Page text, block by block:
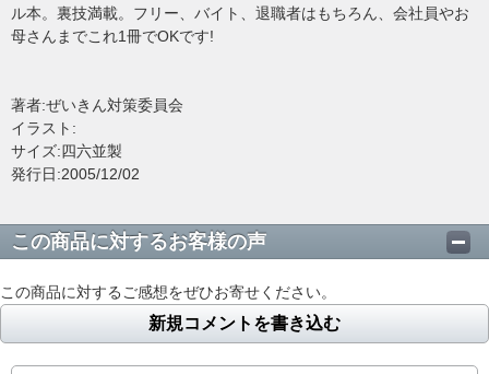
ル本。裏技満載。フリー、バイト、退職者はもちろん、会社員やお
母さんまでこれ1冊でOKです!
著者:ぜいきん対策委員会
イラスト:
サイズ:四六並製
発行日:2005/12/02
この商品に対するお客様の声
この商品に対するご感想をぜひお寄せください。
新規コメントを書き込む